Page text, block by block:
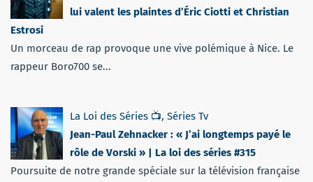
lui valent les plaintes d’Éric Ciotti et Christian
Estrosi
Un morceau de rap provoque une vive polémique à Nice. Le
rappeur Boro700 se...
La Loi des Séries 📺, Séries Tv
Jean-Paul Zehnacker : « J’ai longtemps payé le
rôle de Vorski » | La loi des séries #315
Poursuite de notre grande spéciale sur la télévision française